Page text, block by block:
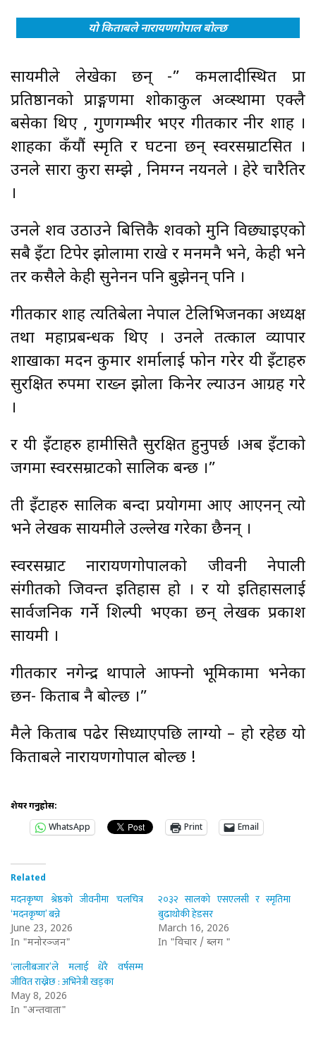
यो किताबले नारायणगोपाल बोल्छ
सायमीले लेखेका छन् -” कमलादीस्थित प्रज्ञा
प्रतिष्ठानको प्राङ्गणमा शोकाकुल अव्स्थामा एक्लै
बसेका थिए , गुणगम्भीर भएर गीतकार नीर शाह ।
शाहका कँयौं स्मृति र घटना छन् स्वरसम्राटसित ।
उनले सारा कुरा सम्झे , निमग्न नयनले । हेरे चारैतिर
।
उनले शव उठाउने बित्तिकै शवको मुनि विछ्याइएको
सबै इँटा टिपेर झोलामा राखे र मनमनै भने, केही भने
तर कसैले केही सुनेनन पनि बुझेनन् पनि ।
गीतकार शाह त्यतिबेला नेपाल टेलिभिजनका अध्यक्ष
तथा महाप्रबन्धक थिए । उनले तत्काल व्यापार
शाखाका मदन कुमार शर्मालाई फोन गरेर यी इँटाहरु
सुरक्षित रुपमा राख्न झोला किनेर ल्याउन आग्रह गरे
।
र यी इँटाहरु हामीसितै सुरक्षित हुनुपर्छ ।अब इँटाको
जगमा स्वरसम्राटको सालिक बन्छ ।”
ती इँटाहरु सालिक बन्दा प्रयोगमा आए आएनन् त्यो
भने लेखक सायमीले उल्लेख गरेका छैनन् ।
स्वरसम्राट नारायणगोपालको जीवनी नेपाली
संगीतको जिवन्त इतिहास हो । र यो इतिहासलाई
सार्वजनिक गर्ने शिल्पी भएका छन् लेखक प्रकाश
सायमी ।
गीतकार नगेन्द्र थापाले आफ्नो भूमिकामा भनेका
छन- किताब नै बोल्छ ।”
मैले किताब पढेर सिध्याएपछि लाग्यो – हो रहेछ यो
किताबले नारायणगोपाल बोल्छ !
शेयर गर्नुहोस:
WhatsApp
Print Email
Related
मदनकृष्ण श्रेष्ठको जीवनीमा चलचित्र
‘मदनकृष्ण’ बन्ने
June 23, 2026
In "मनोरञ्जन"
२०३२ सालको एसएलसी र स्मृतिमा
बुढाथोकी हेडसर
March 16, 2026
In "विचार / ब्लग "
‘लालीबजार’ले मलाई धेरै वर्षसम्म
जीवित राख्नेछ : अभिनेत्री खड्का
May 8, 2026
In "अन्तर्वार्ता"